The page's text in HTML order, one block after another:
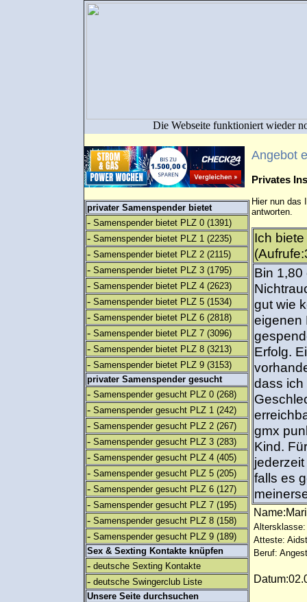
Die Webseite funktioniert wieder
privater Samenspender bietet
- Samenspender bietet PLZ 0 (1391)
- Samenspender bietet PLZ 1 (2235)
- Samenspender bietet PLZ 2 (2115)
- Samenspender bietet PLZ 3 (1795)
- Samenspender bietet PLZ 4 (2623)
- Samenspender bietet PLZ 5 (1534)
- Samenspender bietet PLZ 6 (2818)
- Samenspender bietet PLZ 7 (3096)
- Samenspender bietet PLZ 8 (3213)
- Samenspender bietet PLZ 9 (3153)
privater Samenspender gesucht
- Samenspender gesucht PLZ 0 (268)
- Samenspender gesucht PLZ 1 (242)
- Samenspender gesucht PLZ 2 (267)
- Samenspender gesucht PLZ 3 (283)
- Samenspender gesucht PLZ 4 (405)
- Samenspender gesucht PLZ 5 (205)
- Samenspender gesucht PLZ 6 (127)
- Samenspender gesucht PLZ 7 (195)
- Samenspender gesucht PLZ 8 (158)
- Samenspender gesucht PLZ 9 (189)
Sex & Sexting Kontakte knüpfen
- deutsche Sexting Kontakte
- deutsche Swingerclub Liste
Unsere Seite durchsuchen
Angebot
Privates
Hier nun das
antworten.
Ich
Bin
gut wie
eigenen
Erfolg.
dass ich
gmx
Kind.
falls es
Altersklasse:
Atteste:
Beruf: